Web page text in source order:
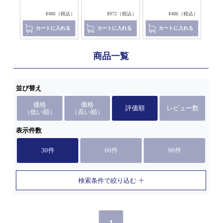
¥486（税込）
カートに入れる
¥972（税込）
カートに入れる
¥486（税込）
カートに入れる
商品一覧
並び替え
価格
（低い順）
価格
（高い順）
評価順 レビュー数
表示件数
30件 60件 90件
検索条件で絞り込む